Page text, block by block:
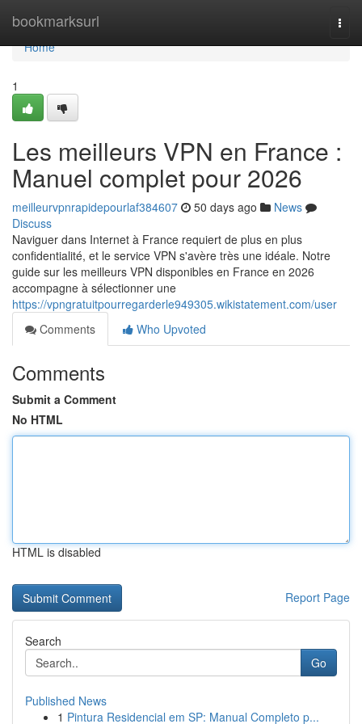
bookmarksurl
Home
Home
1
Les meilleurs VPN en France :
Manuel complet pour 2026
meilleurvpnrapidepourlaf384607 50 days ago
News
Discuss
Naviguer dans Internet à France requiert de plus en plus
confidentialité, et le service VPN s'avère très une idéale. Notre
guide sur les meilleurs VPN disponibles en France en 2026
accompagne à sélectionner une
https://vpngratuitpourregarderle949305.wikistatement.com/user
Comments
Who Upvoted
Comments
Submit a Comment
No HTML
HTML is disabled
Report Page
Search
Go
Published News
1 Pintura Residencial em SP: Manual Completo p...